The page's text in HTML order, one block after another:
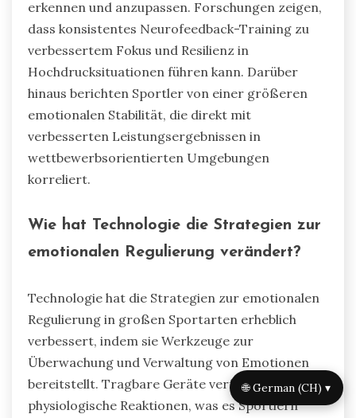
erkennen und anzupassen. Forschungen zeigen,
dass konsistentes Neurofeedback-Training zu
verbessertem Fokus und Resilienz in
Hochdrucksituationen führen kann. Darüber
hinaus berichten Sportler von einer größeren
emotionalen Stabilität, die direkt mit
verbesserten Leistungsergebnissen in
wettbewerbsorientierten Umgebungen
korreliert.
Wie hat Technologie die Strategien zur
emotionalen Regulierung verändert?
Technologie hat die Strategien zur emotionalen
Regulierung in großen Sportarten erheblich
verbessert, indem sie Werkzeuge zur
Überwachung und Verwaltung von Emotionen
bereitstellt. Tragbare Geräte verfolgen
physiologische Reaktionen, was es Sportlern
🌐 German (CH) ▾